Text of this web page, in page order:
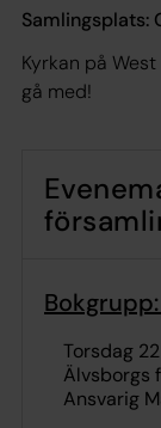
Samlingsplats:
Kyrkan på
gå med!
torsdag
Älvsborgs
Ansvarig